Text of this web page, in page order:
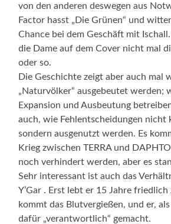
von den anderen deswegen aus
Factor hasst „Die Grünen“ und
Chance bei dem Geschäft mit
die Dame auf dem Cover nicht mal
oder so.
Die Geschichte zeigt aber auch mal
„Naturvölker“ ausgebeutet werden;
Expansion und Ausbeutung
auch, wie Fehlentscheidungen nicht
sondern ausgenutzt werden. Es
Krieg zwischen TERRA und
noch verhindert werden, aber es
Sehr interessant ist auch das
Y’Gar . Erst lebt er 15 Jahre friedlich
kommt das Blutvergießen, und er,
dafür „verantwortlich“ gemacht.